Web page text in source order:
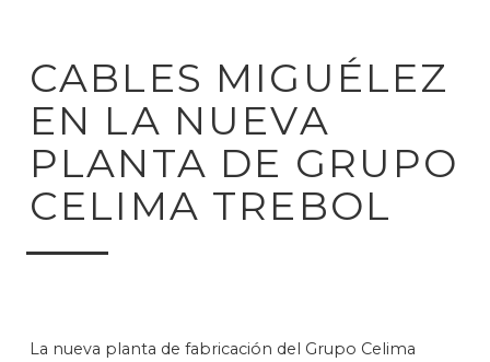
CABLES MIGUÉLEZ
EN LA NUEVA
PLANTA DE GRUPO
CELIMA TREBOL
La nueva planta de fabricación del Grupo Celima